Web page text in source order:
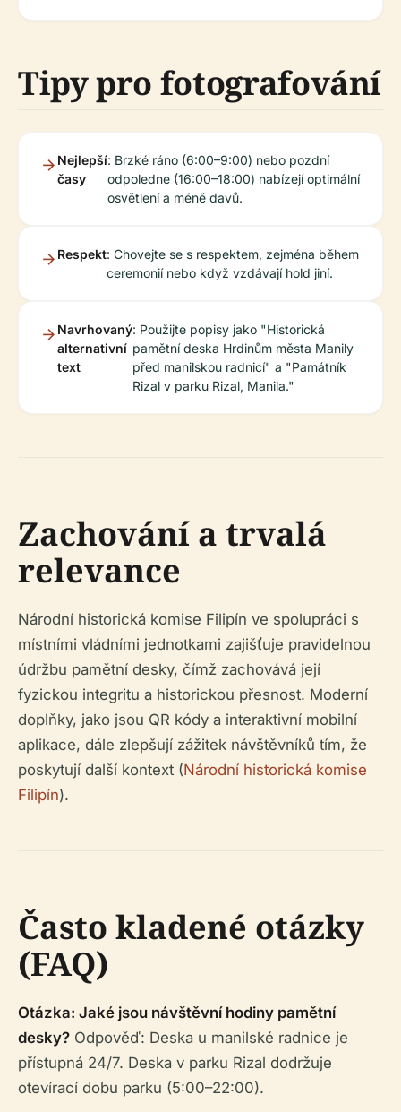
Tipy pro fotografování
Nejlepší
časy
: Brzké ráno (6:00–9:00) nebo pozdní
odpoledne (16:00–18:00) nabízejí optimální
osvětlení a méně davů.
Respekt: Chovejte se s respektem, zejména během
ceremonií nebo když vzdávají hold jiní.
Navrhovaný
alternativní
text
: Použijte popisy jako "Historická
pamětní deska Hrdinům města Manily
před manilskou radnicí" a "Památník
Rizal v parku Rizal, Manila."
Zachování a trvalá
relevance
Národní historická komise Filipín ve spolupráci s
místními vládními jednotkami zajišťuje pravidelnou
údržbu pamětní desky, čímž zachovává její
fyzickou integritu a historickou přesnost. Moderní
doplňky, jako jsou QR kódy a interaktivní mobilní
aplikace, dále zlepšují zážitek návštěvníků tím, že
poskytují další kontext (Národní historická komise
Filipín).
Často kladené otázky
(FAQ)
Otázka: Jaké jsou návštěvní hodiny pamětní
desky? Odpověď: Deska u manilské radnice je
přístupná 24/7. Deska v parku Rizal dodržuje
otevírací dobu parku (5:00–22:00).